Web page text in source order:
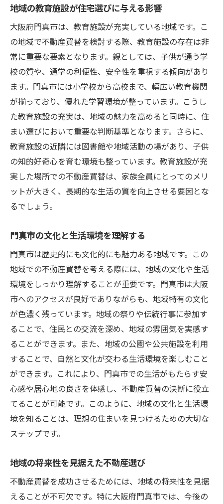
地域の教育施設が住宅選びに与える影響
大阪府門真市は、教育施設が充実している地域です。こ
の地域で不動産買替を検討する際、教育施設の存在は非
常に重要な要素となります。親としては、子供が通う学
校の質や、通学の利便性、安全性を重視する傾向があり
ます。門真市には小学校から高校まで、幅広い教育機関
が揃っており、優れた学習環境が整っています。こうし
た教育施設の充実は、地域の魅力を高めると同時に、住
まい選びにおいて重要な判断基準となります。さらに、
教育施設の近隣には図書館や地域活動の場があり、子供
の知的好奇心を育む環境も整っています。教育施設が充
実した場所での不動産買替は、家族全員にとってのメリ
ットが大きく、長期的な生活の質を向上させる要因とな
るでしょう。
門真市の文化と生活環境を理解する
門真市は歴史的にも文化的にも魅力ある地域です。この
地域での不動産買替を考える際には、地域の文化や生活
環境をしっかり理解することが重要です。門真市は大阪
市へのアクセスが良好でありながらも、地域特有の文化
が色濃く残っています。地域の祭りや伝統行事に参加す
ることで、住民との交流を深め、地域の雰囲気を実感す
ることができます。また、地域の公園や公共施設を利用
することで、自然と文化が交わる生活環境を楽しむこと
ができます。これにより、門真市での生活がもたらす安
心感や居心地の良さを体感し、不動産買替の決断に役立
てることが可能です。このように、地域の文化と生活環
境を知ることは、理想の住まいを見つけるための大切な
ステップです。
地域の将来性を見据えた不動産選び
不動産買替を成功させるためには、地域の将来性を見据
えることが不可欠です。特に大阪府門真市では、今後の